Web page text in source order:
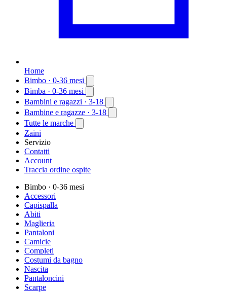
Home
Bimbo · 0-36 mesi
Bimba · 0-36 mesi
Bambini e ragazzi · 3-18
Bambine e ragazze · 3-18
Tutte le marche
Zaini
Servizio
Contatti
Account
Traccia ordine ospite
Bimbo · 0-36 mesi
Accessori
Capispalla
Abiti
Maglieria
Pantaloni
Camicie
Completi
Costumi da bagno
Nascita
Pantaloncini
Scarpe